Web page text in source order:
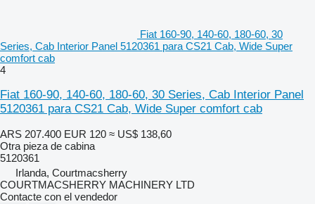
Fiat 160-90, 140-60, 180-60, 30
Series, Cab Interior Panel 5120361 para CS21 Cab, Wide Super
comfort cab
4
Fiat 160-90, 140-60, 180-60, 30 Series, Cab Interior Panel
5120361 para CS21 Cab, Wide Super comfort cab
ARS 207.400 EUR 120 ≈ US$ 138,60
Otra pieza de cabina
5120361
Irlanda, Courtmacsherry
COURTMACSHERRY MACHINERY LTD
Contacte con el vendedor